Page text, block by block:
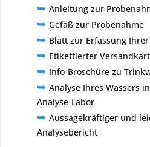
➥ Anleitung zur
➥ Gefäß zur Probenahme
➥ Blatt zur Erfassung
➥ Etikettierter
➥ Info-Broschüre zu
➥ Analyse Ihres Wassers
Analyse-Labor
➥ Aussagekräftiger und
Analysebericht